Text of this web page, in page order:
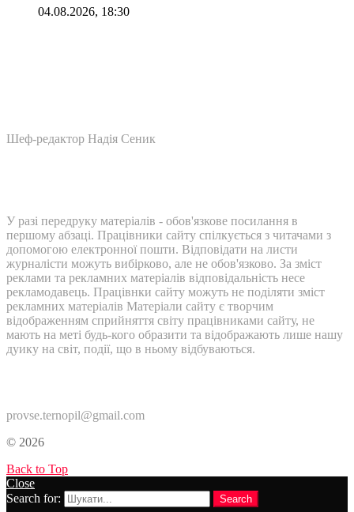
04.08.2026, 18:30
Шеф-редактор Надія Сеник
У разі передруку матеріалів - обов'язкове посилання в
першому абзаці. Працівники сайту спілкується з читачами з
допомогою електронної пошти. Відповідати на листи
журналісти можуть вибірково, але не обов'язково. За зміст
реклами та рекламних матеріалів відповідальність несе
рекламодавець. Працівнки сайту можуть не поділяти зміст
рекламних матеріалів Матеріали сайту є творчим
відображенням сприйняття світу працівниками сайту, не
мають на меті будь-кого образити та відображають лише нашу
дуику на світ, події, що в ньому відбуваються.
provse.ternopil@gmail.com
© 2026
Back to Top
Close
Search for:
Search